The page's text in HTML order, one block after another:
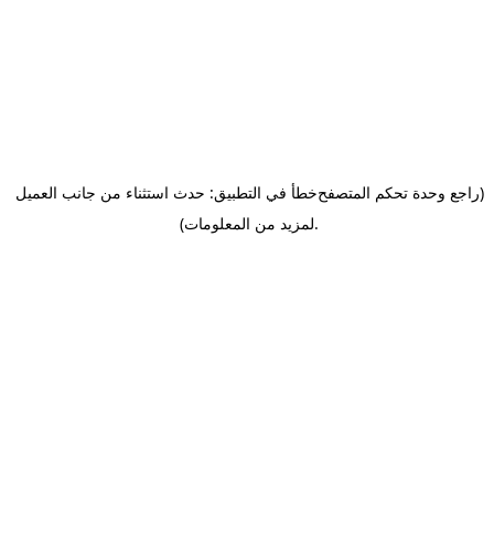
خطأ في التطبيق: حدث استثناء من جانب العميل(راجع وحدة تحكم المتصفح
لمزيد من المعلومات).